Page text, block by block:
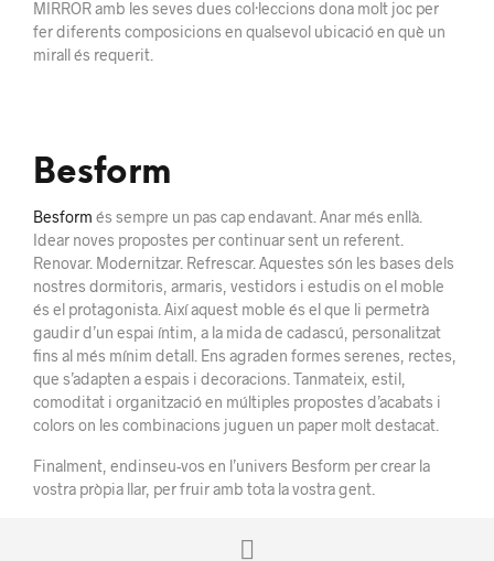
MIRROR amb les seves dues col·leccions dona molt joc per
fer diferents composicions en qualsevol ubicació en què un
mirall és requerit.
Besform
Besform és sempre un pas cap endavant. Anar més enllà.
Idear noves propostes per continuar sent un referent.
Renovar. Modernitzar. Refrescar. Aquestes són les bases dels
nostres dormitoris, armaris, vestidors i estudis on el moble
és el protagonista. Així aquest moble és el que li permetrà
gaudir d’un espai íntim, a la mida de cadascú, personalitzat
fins al més mínim detall. Ens agraden formes serenes, rectes,
que s’adapten a espais i decoracions. Tanmateix, estil,
comoditat i organització en múltiples propostes d’acabats i
colors on les combinacions juguen un paper molt destacat.
Finalment, endinseu-vos en l’univers Besform per crear la
vostra pròpia llar, per fruir amb tota la vostra gent.